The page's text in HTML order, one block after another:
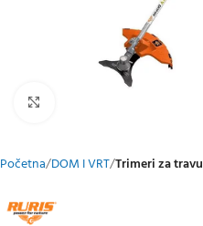
Početna DOM I VRT Trimeri za travu